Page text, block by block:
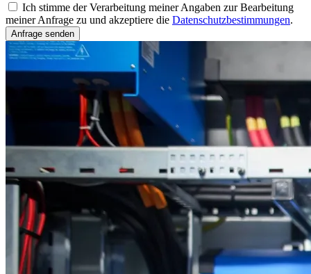
Ich stimme der Verarbeitung meiner Angaben zur Bearbeitung
meiner Anfrage zu und akzeptiere die Datenschutzbestimmungen.
Anfrage senden